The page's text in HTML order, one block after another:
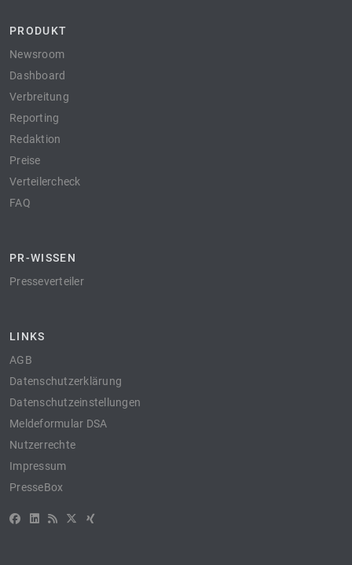
PRODUKT
Newsroom
Dashboard
Verbreitung
Reporting
Redaktion
Preise
Verteilercheck
FAQ
PR-WISSEN
Presseverteiler
LINKS
AGB
Datenschutzerklärung
Datenschutzeinstellungen
Meldeformular DSA
Nutzerrechte
Impressum
PresseBox